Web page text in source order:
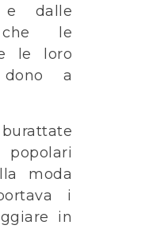
e dalle
che le
le loro
a
moda
i
in